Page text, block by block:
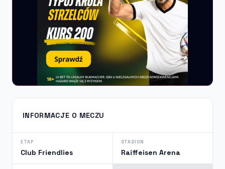
INFORMACJE O MECZU
ETAP
Club Friendlies
STADION
Raiffeisen Arena